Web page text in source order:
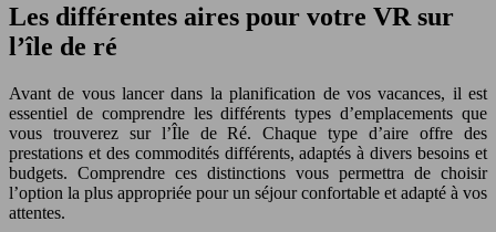
Les différentes aires pour votre VR sur
l’île de ré
Avant de vous lancer dans la planification de vos vacances, il est
essentiel de comprendre les différents types d’emplacements que
vous trouverez sur l’Île de Ré. Chaque type d’aire offre des
prestations et des commodités différents, adaptés à divers besoins et
budgets. Comprendre ces distinctions vous permettra de choisir
l’option la plus appropriée pour un séjour confortable et adapté à vos
attentes.